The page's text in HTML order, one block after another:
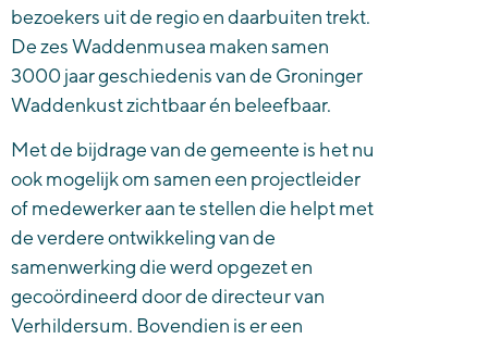
bezoekers uit de regio en daarbuiten trekt.
De zes Waddenmusea maken samen
3000 jaar geschiedenis van de Groninger
Waddenkust zichtbaar én beleefbaar.
Met de bijdrage van de gemeente is het nu
ook mogelijk om samen een projectleider
of medewerker aan te stellen die helpt met
de verdere ontwikkeling van de
samenwerking die werd opgezet en
gecoördineerd door de directeur van
Verhildersum. Bovendien is er een